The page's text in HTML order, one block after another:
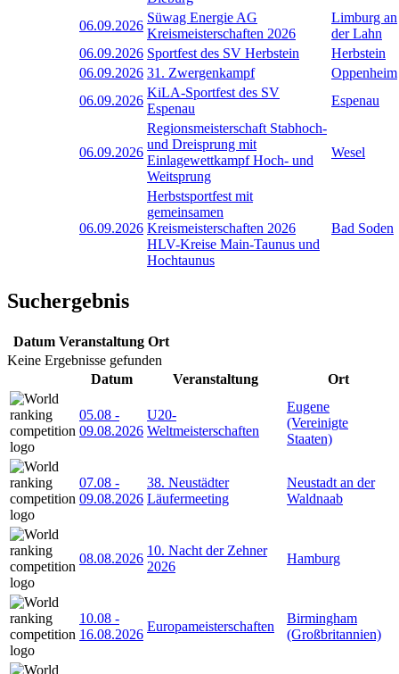
06.09.2026
Süwag Energie AG
Kreismeisterschaften 2026
Limburg an
der Lahn
06.09.2026 Sportfest des SV Herbstein
Herbstein
06.09.2026 31. Zwergenkampf
Oppenheim
06.09.2026
KiLA-Sportfest des SV
Espenau
Espenau
06.09.2026
Regionsmeisterschaft Stabhoch-
und Dreisprung mit
Einlagewettkampf Hoch- und
Weitsprung
Wesel
06.09.2026
Herbstsportfest mit
gemeinsamen
Kreismeisterschaften 2026
HLV-Kreise Main-Taunus und
Hochtaunus
Bad Soden
Suchergebnis
Datum Veranstaltung Ort
Keine Ergebnisse gefunden
Datum
Veranstaltung Ort
05.08 -
09.08.2026
U20-
Weltmeisterschaften
Eugene
(Vereinigte
Staaten)
07.08 -
09.08.2026
38. Neustädter
Läufermeeting
Neustadt an der
Waldnaab
08.08.2026
10. Nacht der Zehner
2026
Hamburg
10.08 -
16.08.2026
Europameisterschaften
Birmingham
(Großbritannien)